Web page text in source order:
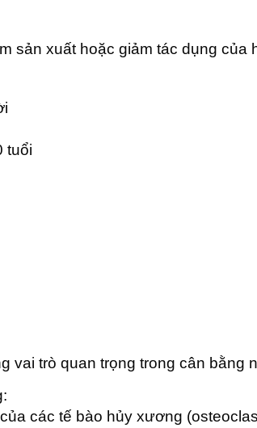
sản xuất hoặc giảm tác dụng
tuổi
vai trò quan trọng trong cân
các tế bào hủy xương